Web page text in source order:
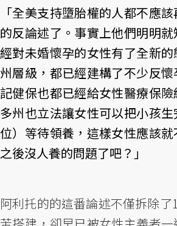
「全美支持墮胎權的人都不應
的反論述了。事實上他們明明
經對未婚懷孕的女性有了全新
州層級，都已經建構了不少反
記健保也都已經給女性醫療保
多州也立法讓女性可以把小孩
位）等待領養，這樣女性應該
之後沒人養的問題了吧？」
阿利托的的這番論述不僅拆除